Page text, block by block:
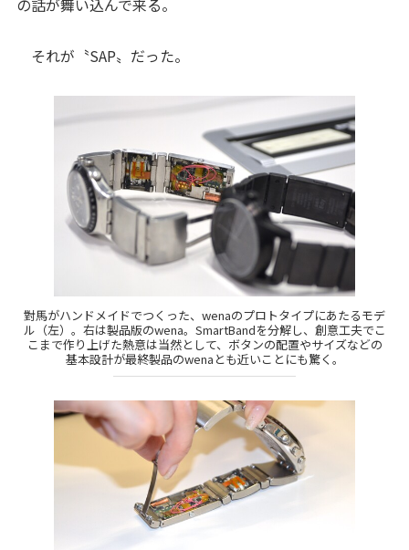
の話が舞い込んで来る。
それが〝SAP〟だった。
對馬がハンドメイドでつくった、wenaのプロトタイプにあたるモデ
ル（左）。右は製品版のwena。SmartBandを分解し、創意工夫でこ
こまで作り上げた熱意は当然として、ボタンの配置やサイズなどの
基本設計が最終製品のwenaとも近いことにも驚く。